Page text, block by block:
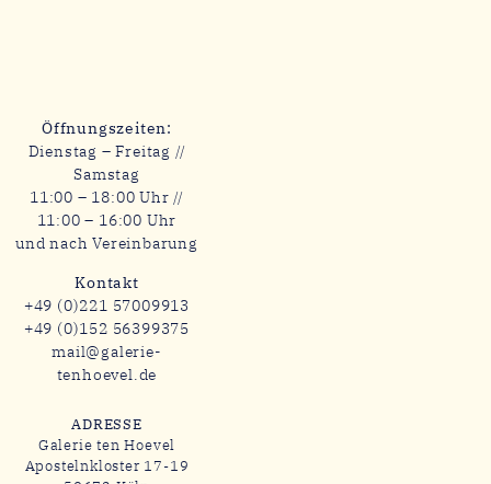
Öffnungszeiten:
Dienstag – Freitag //
Samstag
11:00 – 18:00 Uhr //
11:00 – 16:00 Uhr
und nach Vereinbarung
Kontakt
+49 (0)221 57009913
+49 (0)152 56399375
mail@galerie-
tenhoevel.de
ADRESSE
Galerie ten Hoevel
Apostelnkloster 17-19